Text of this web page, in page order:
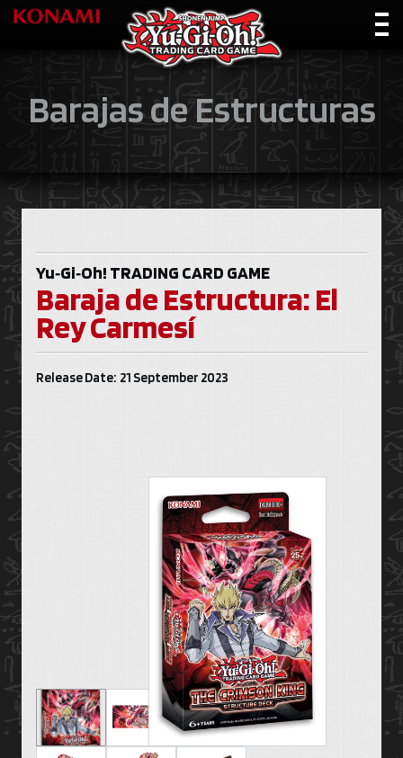
Barajas de Estructuras
Yu‑Gi‑Oh! TRADING CARD GAME
Baraja de Estructura: El
Rey Carmesí
Release Date: 21 September 2023